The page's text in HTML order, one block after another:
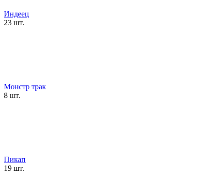
Индеец
23 шт.
Монстр трак
8 шт.
Пикап
19 шт.